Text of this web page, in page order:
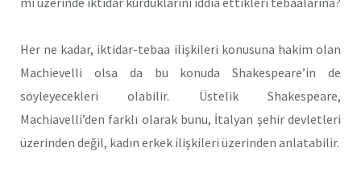
Her ne kadar, iktidar-tebaa ilişkileri konusuna hakim olan
Machievelli olsa da bu konuda Shakespeare’in de
söyleyecekleri olabilir. Üstelik Shakespeare,
Machiavelli’den farklı olarak bunu, İtalyan şehir devletleri
üzerinden değil, kadın erkek ilişkileri üzerinden anlatabilir.